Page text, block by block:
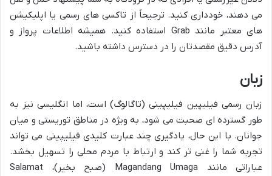
می دهند، خودداری کنید. ترجیحاً از تاکسی های رسمی یا اپلیکیشن
های معتبر مانند Grab استفاده کنید. همیشه اطلاعات پرواز و
آدرس دقیق مقصدتان را در دسترس داشته باشید.
زبان
زبان رسمی فیلیپین فیلیپینی (تاگالوگ) است، اما انگلیسی نیز به
طور گسترده ای صحبت می شود، به ویژه در مناطق توریستی و میان
جوانان. با این حال، یادگیری چند عبارت کلیدی فیلیپینی می تواند
تجربه شما را غنی تر کند و ارتباط با مردم محلی را تسهیل بخشد.
عباراتی مانند Magandang Umaga (صبح بخیر)، Salamat